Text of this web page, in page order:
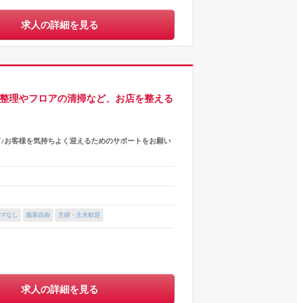
求人の詳細を見る
理やフロアの清掃など、お店を整える
お客様を気持ちよく迎えるためのサポートをお願い
なし 服装自由 主婦・主夫歓迎
求人の詳細を見る